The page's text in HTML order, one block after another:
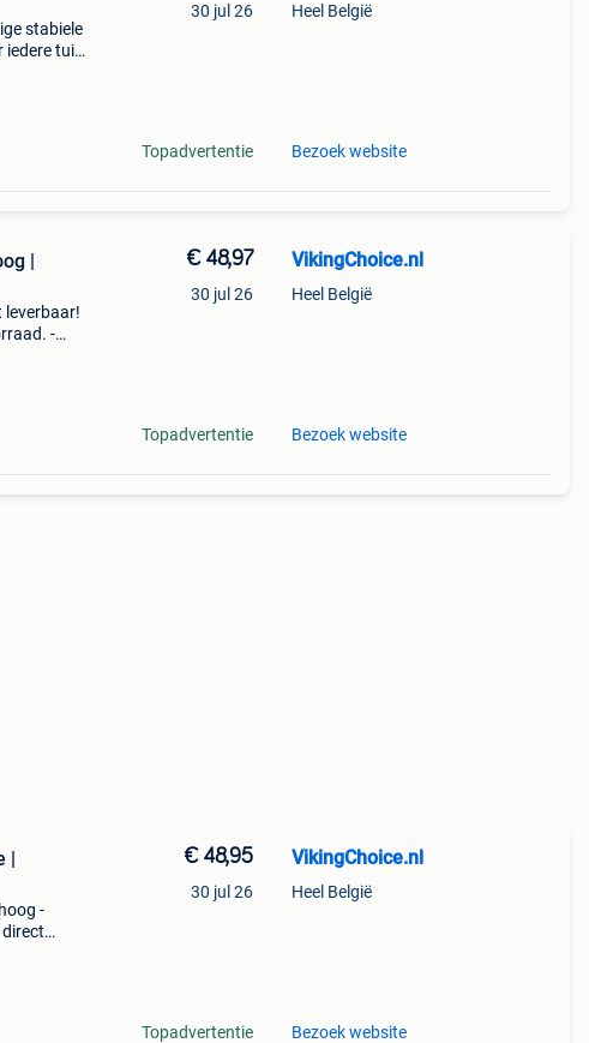
stabiele
tuin.
30 jul 26
Topadvertentie
Heel België
Bezoek website
|
leverbaar!
-
€ 48,97
30 jul 26
Topadvertentie
VikingChoice.nl
Heel België
Bezoek website
|
-
€ 48,95
30 jul 26
Topadvertentie
VikingChoice.nl
Heel België
Bezoek website